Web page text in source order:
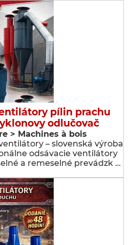
pílin prachu
odlučovač
> Machines à bois
– slovenská výroba
odsávacie ventilátory
a remeselné prevádzk …